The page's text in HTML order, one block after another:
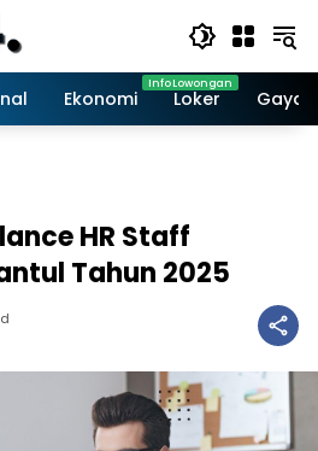
Ekonomi Loker Gaya
HR Staff
Tahun 2025